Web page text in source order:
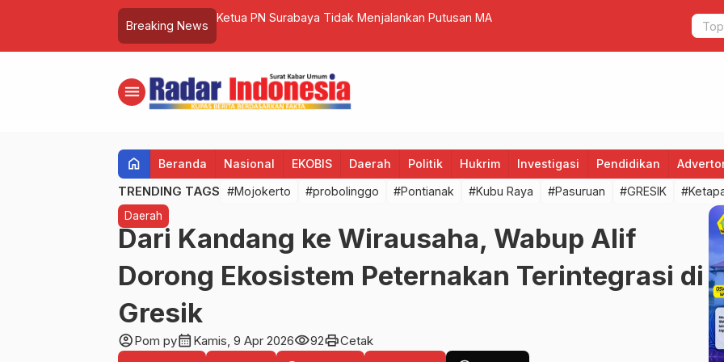
Breaking News
tentang Penggalangan Ketua PN Surabaya Tidak Menjalankan Putusan MA
Peringati
menu
home Beranda Nasional EKOBIS Daerah Politik Hukrim Investigasi Pendidikan
TRENDING TAGS #Mojokerto #probolinggo #Pontianak #Kubu Raya #Pasuruan #GRESIK
Daerah
Dari Kandang ke Wirausaha, Wabup Alif
Dorong Ekosistem Peternakan Terintegrasi di
Gresik
account_circlePom pycalendar_month Kamis, 9 Apr 2026visibility92printCetak